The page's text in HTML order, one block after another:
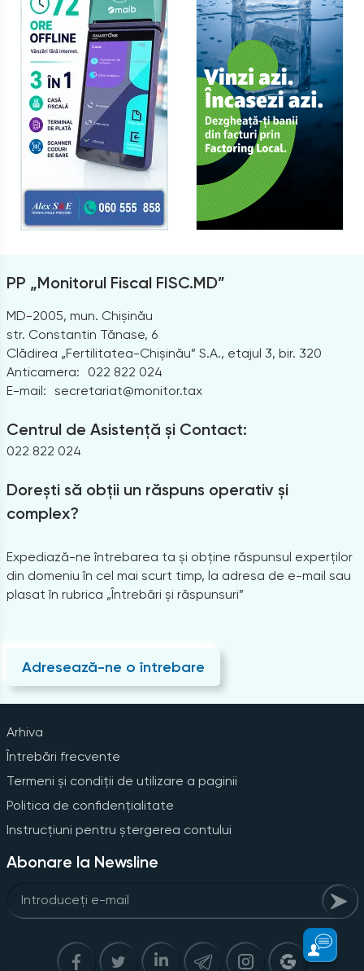
PP „Monitorul Fiscal FISC.MD”
MD-2005, mun. Chișinău
str. Constantin Tănase, 6
Clădirea „Fertilitatea-Chișinău” S.A., etajul 3, bir. 320
Anticamera:
022 822 024
E-mail: secretariat@monitor.tax
Centrul de Asistență și Contact:
022 822 024
Dorești să obții un răspuns operativ și
complex?
Expediază-ne întrebarea ta și obține răspunsul experților
din domeniu în cel mai scurt timp, la adresa de e-mail sau
plasat în rubrica „Întrebări și răspunsuri”
Adresează-ne o întrebare
Arhiva
Întrebări frecvente
Termeni și condiții de utilizare a paginii
Politica de confidențialitate
Instrucțiuni pentru ștergerea contului
Abonare la Newsline